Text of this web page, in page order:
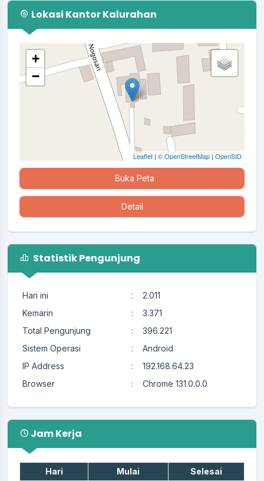
Lokasi Kantor Kalurahan
+
−
Leaflet | © OpenStreetMap | OpenSID
Buka Peta
Detail
Statistik Pengunjung
Hari ini :
2.011
Kemarin
:
3.371
Total Pengunjung
:
396.221
Sistem Operasi
:
Android
IP Address
:
192.168.64.23
Browser
: Chrome 131.0.0.0
Jam Kerja
Hari Mulai
Selesai